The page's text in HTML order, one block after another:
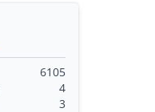
6105
4
3